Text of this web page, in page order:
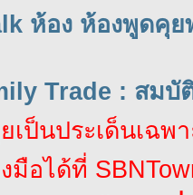
ห้อง ห้องพูดคุ
Trade : สม
เป็นประเด็นเฉ
มือได้ที่